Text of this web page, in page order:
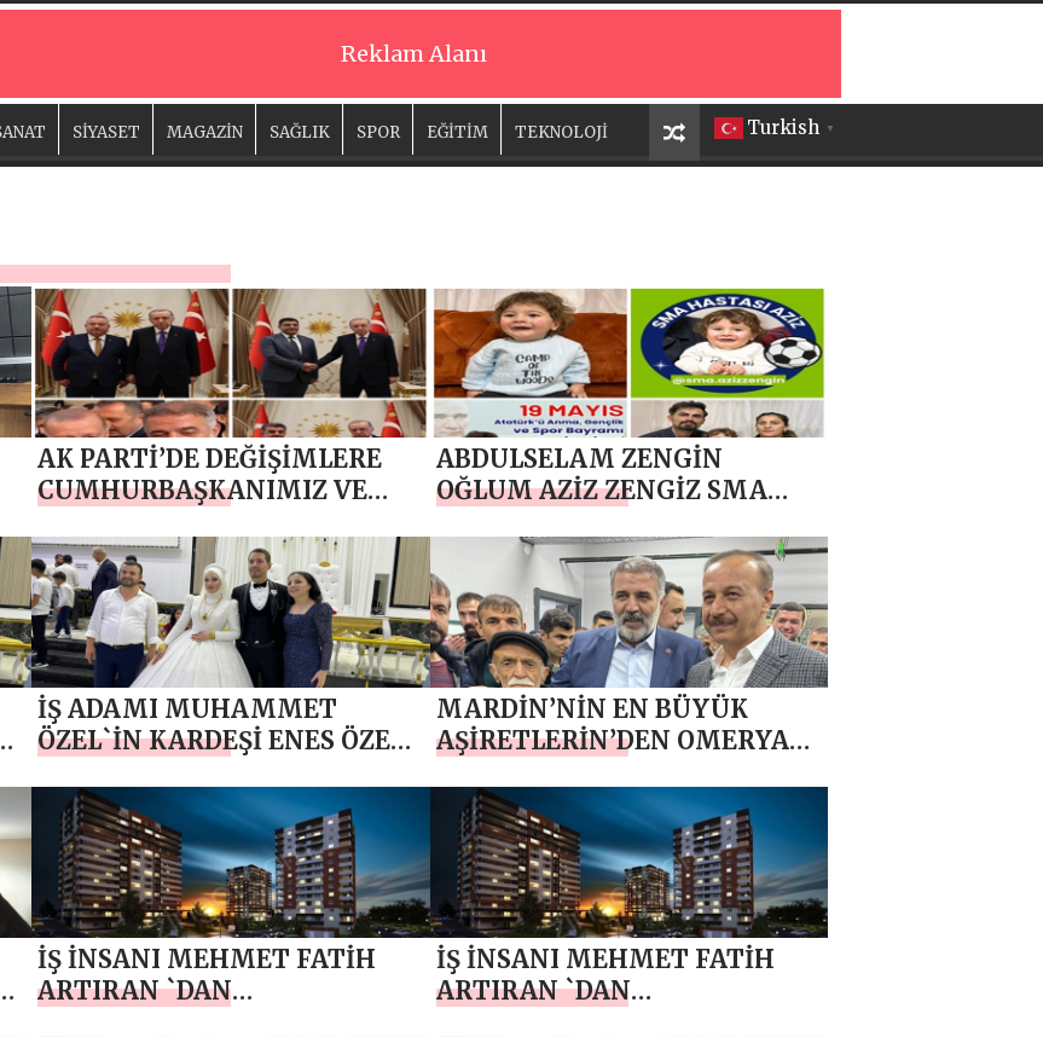
Reklam Alanı
Turkish ▼
SİYASET MAGAZİN SAĞLIK SPOR EĞİTİM TEKNOLOJİ
AK PARTİ’DE DEĞİŞİMLERE
CUMHURBAŞKANIMIZ VE
RECEP TAYYİP ERDOĞAN EL
ATTI
ABDULSELAM ZENGİN
OĞLUM AZİZ ZENGİZ SMA
KAZANACAK
İŞ ADAMI MUHAMMET
ÖZEL`İN KARDEŞİ ENES ÖZEL
ORGANİZASYONLA DÜNYA
EVİNE GİRDİ
MARDİN’NİN EN BÜYÜK
AŞİRETLERİN’DEN OMERYAN
FATİH ÖZBEK ‘TEN AKPARTİ
MARDİN BÜYÜKŞEHİR
BELEDİYE BAŞKAN ADAYI
ABDULLAH ERİN’E DESTEK
ÇIKARMASI
İŞ İNSANI MEHMET FATİH
ARTIRAN `DAN
İŞ İNSANI MEHMET FATİH
ARTIRAN `DAN